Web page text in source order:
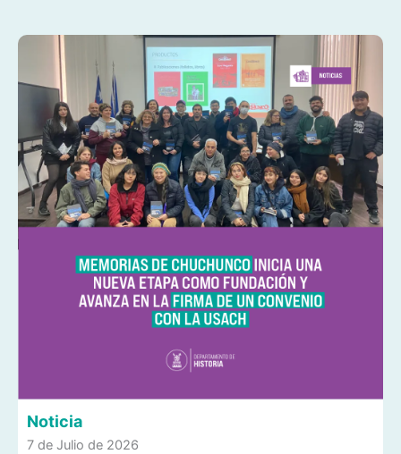
Noticia
7 de Julio de 2026